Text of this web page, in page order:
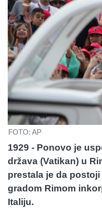
FOTO: AP
1929 - Ponovo je
država (Vatikan) u
prestala je da postoji
gradom Rimom
Italiju.